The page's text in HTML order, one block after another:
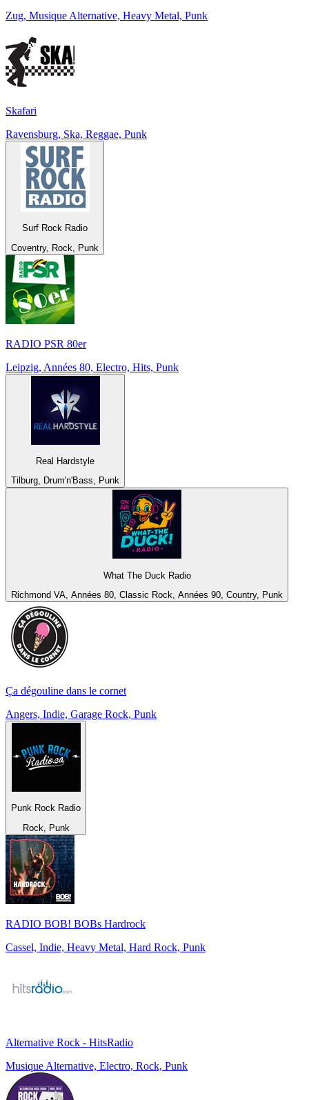
Zug, Musique Alternative, Heavy Metal, Punk
Skafari
Ravensburg, Ska, Reggae, Punk
Surf Rock Radio
Coventry, Rock, Punk
RADIO PSR 80er
Leipzig, Années 80, Electro, Hits, Punk
Real Hardstyle
Tilburg, Drum'n'Bass, Punk
What The Duck Radio
Richmond VA, Années 80, Classic Rock, Années 90, Country, Punk
Ça dégouline dans le cornet
Angers, Indie, Garage Rock, Punk
Punk Rock Radio
Rock, Punk
RADIO BOB! BOBs Hardrock
Cassel, Indie, Heavy Metal, Hard Rock, Punk
Alternative Rock - HitsRadio
Musique Alternative, Electro, Rock, Punk